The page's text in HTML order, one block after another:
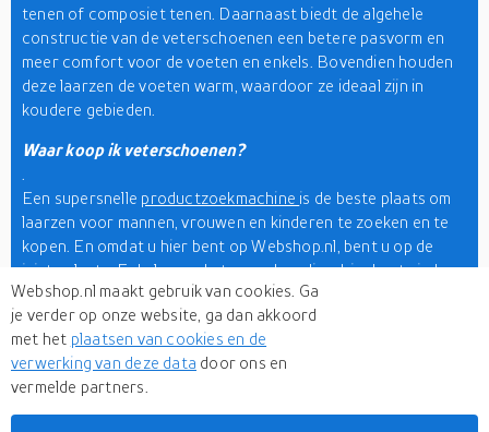
tenen of composiet tenen. Daarnaast biedt de algehele
constructie van de veterschoenen een betere pasvorm en
meer comfort voor de voeten en enkels. Bovendien houden
deze laarzen de voeten warm, waardoor ze ideaal zijn in
koudere gebieden.
Waar koop ik veterschoenen?
Een supersnelle productzoekmachine is de beste plaats om
laarzen voor mannen, vrouwen en kinderen te zoeken en te
kopen. En omdat u hier bent op Webshop.nl, bent u op de
juiste plaats. Enkele van de topmerken die u hier kunt vinden
zijn Timberland, Jimmy Choo, Alexander McQueen, Dr
Martens, Steve Madden, Caterpillar en nog veel meer. Hun
creaties staan bekend om hun superieure kwaliteit, dus je
kunt verwachten dat ze een paar jaar meegaan. Het beste is
dat je ze tegen geweldige prijzen kunt kopen. En ja, er zijn het
hele jaar door spannende aanbiedingen. Dus haast je en shop
Webshop.nl maakt gebruik van cookies. Ga
je verder op onze website, ga dan akkoord
met het plaatsen van cookies en de
verwerking van deze data door ons en
vermelde partners.